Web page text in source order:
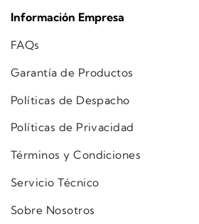
Información Empresa
FAQs
Garantía de Productos
Políticas de Despacho
Políticas de Privacidad
Términos y Condiciones
Servicio Técnico
Sobre Nosotros